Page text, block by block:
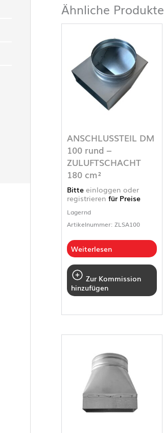
Ähnliche Produkte
ANSCHLUSSTEIL DM
100 rund –
ZULUFTSCHACHT
180 cm²
Bitte einloggen oder
registrieren für Preise
Lagernd
Artikelnummer: ZLSA100
Weiterlesen
Zur Kommission
hinzufügen